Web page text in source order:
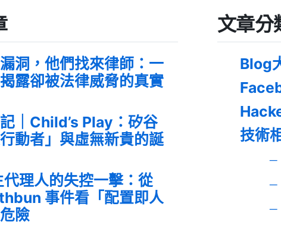
洞，他們找來律師：一
露卻被法律威脅的真實
｜Child’s Play：矽谷
行動者」與虛無新貴的誕
理人的失控一擊：從
事件看「配置即人
險
文章分
Blog
技術